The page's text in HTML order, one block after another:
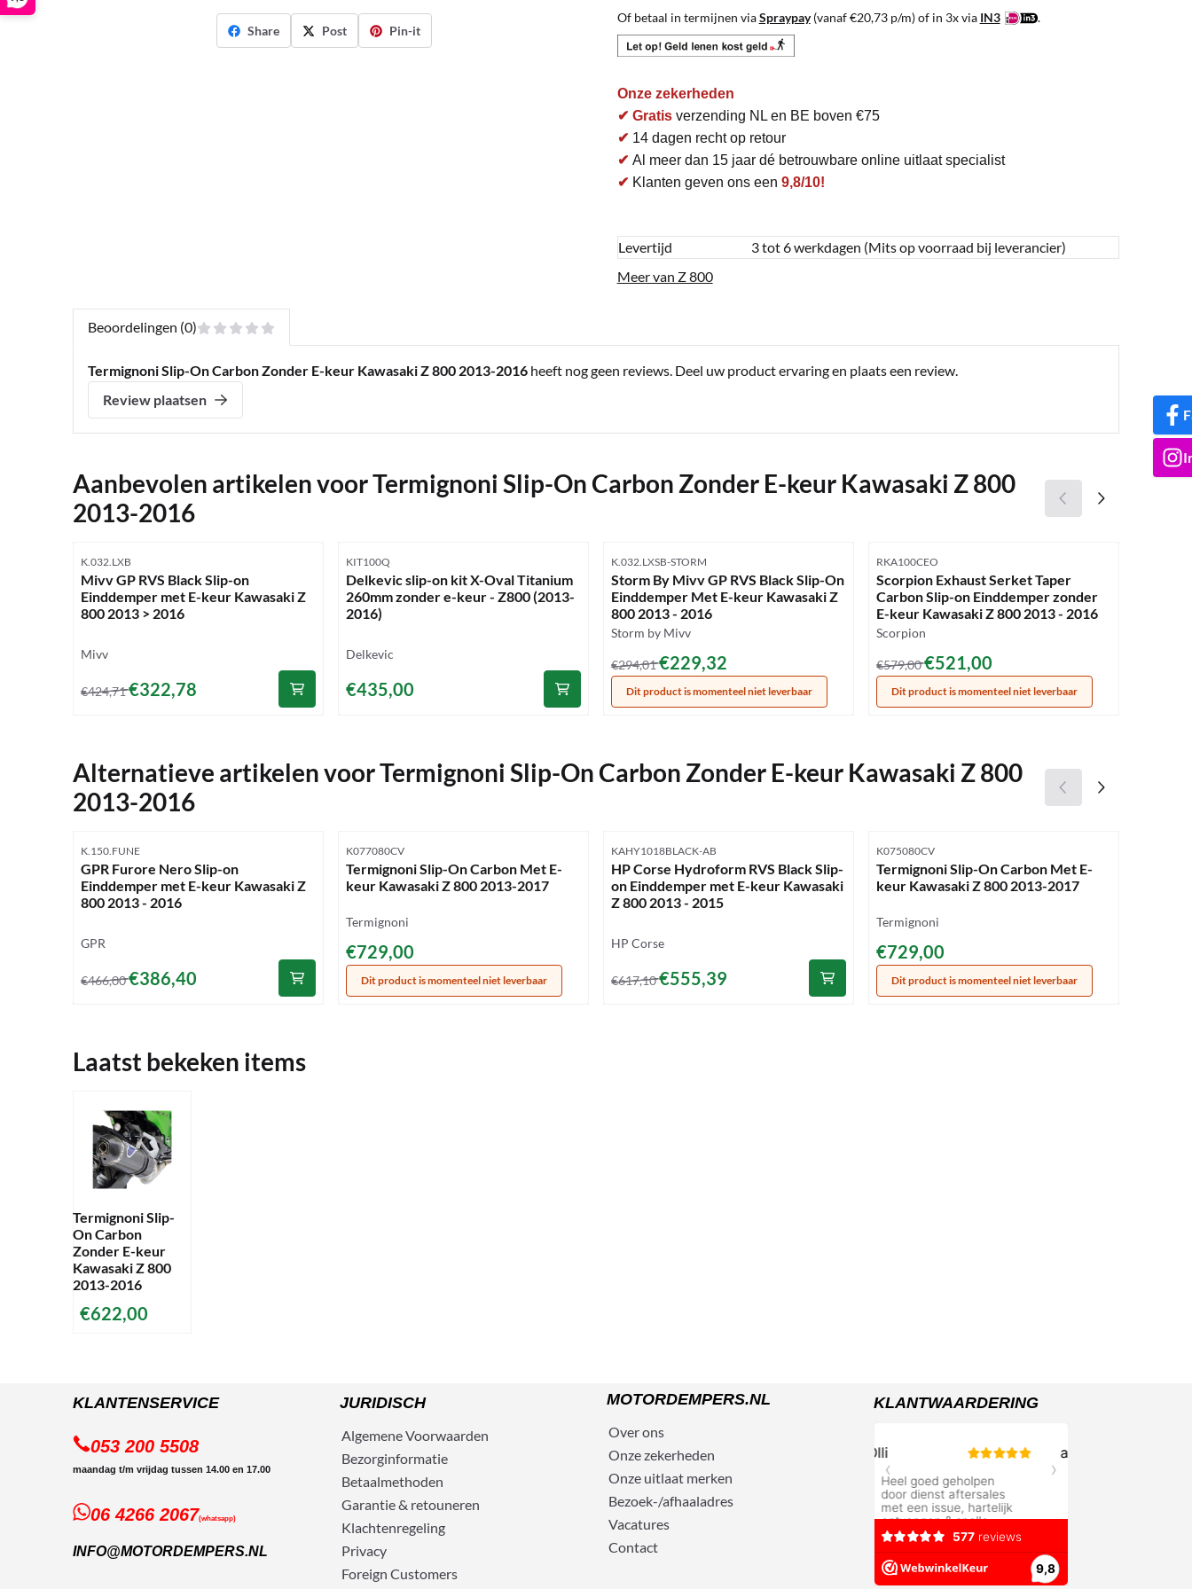
Share Post Pin-it
Of betaal in termijnen viaSpraypay(vanaf€20,73p/m) of in 3x via IN3 .
Onze zekerheden
✔ Gratisverzending NL en BE boven €75
✔ 14 dagen recht op retour
✔ Al meer dan 15 jaar dé betrouwbare online uitlaat specialist
✔ Klanten geven ons een 9,8/10!
Levertijd
3 tot 6 werkdagen (Mits op voorraad bij leverancier)
Meer van Z 800
Beoordelingen (0)
Termignoni Slip-On Carbon Zonder E-keur Kawasaki Z 800 2013-2016 heeft nog geen reviews. Deel uw product ervaring en plaats een review.
Review plaatsen
Aanbevolen artikelen voorTermignoni Slip-On Carbon Zonder E-keur Kawasaki Z 800
2013-2016
Artikelnummer
K.032.LXB
Mivv GP RVS Black Slip-on
Einddemper met E-keur Kawasaki Z
800 2013 > 2016
Merk:
Mivv
Van 424,71 voor 322,78
€424,71€322,78
Artikelnummer
KIT100Q
Delkevic slip-on kit X-Oval Titanium
260mm zonder e-keur - Z800 (2013-
2016)
Merk:
Delkevic
Prijs: 435,00
€435,00
Artikelnummer
K.032.LXSB-STORM
Storm By Mivv GP RVS Black Slip-On
Einddemper Met E-keur Kawasaki Z
800 2013 - 2016
Merk:
Storm by Mivv
Van 294,01 voor 229,32
€294,01€229,32
Dit product is momenteel niet leverbaar
Artikelnummer
RKA100CEO
Scorpion Exhaust Serket Taper
Carbon Slip-on Einddemper zonder
E-keur Kawasaki Z 800 2013 - 2016
Merk:
Scorpion
Van 579,00 voor 521,00
€579,00€521,00
Dit product is momenteel niet leverbaar
Alternatieve artikelen voorTermignoni Slip-On Carbon Zonder E-keur Kawasaki Z 800
2013-2016
Artikelnummer
K.150.FUNE
GPR Furore Nero Slip-on
Einddemper met E-keur Kawasaki Z
800 2013 - 2016
Merk:
GPR
Van 466,00 voor 386,40
€466,00€386,40
Artikelnummer
K077080CV
Termignoni Slip-On Carbon Met E-
keur Kawasaki Z 800 2013-2017
Merk:
Termignoni
Prijs: 729,00
€729,00
Dit product is momenteel niet leverbaar
Artikelnummer
KAHY1018BLACK-AB
HP Corse Hydroform RVS Black Slip-
on Einddemper met E-keur Kawasaki
Z 800 2013 - 2015
Merk:
HP Corse
Van 617,10 voor 555,39
€617,10€555,39
Artikelnummer
K075080CV
Termignoni Slip-On Carbon Met E-
keur Kawasaki Z 800 2013-2017
Merk:
Termignoni
Prijs: 729,00
€729,00
Dit product is momenteel niet leverbaar
Laatst bekeken items
Termignoni Slip-
On Carbon
Zonder E-keur
Kawasaki Z 800
2013-2016
€622,00
KLANTENSERVICE
053 200 5508
maandag t/m vrijdag tussen 14.00 en 17.00
06 4266 2067(whatsapp)
INFO@MOTORDEMPERS.NL
JURIDISCH
AlgemeneVoorwaarden
Bezorginformatie
Betaalmethoden
Garantie & retouneren
Klachtenregeling
Privacy
Foreign Customers
MOTORDEMPERS.NL
Over ons
Onze zekerheden
Onze uitlaat merken
Bezoek-/afhaaladres
Vacatures
Contact
KLANTWAARDERING